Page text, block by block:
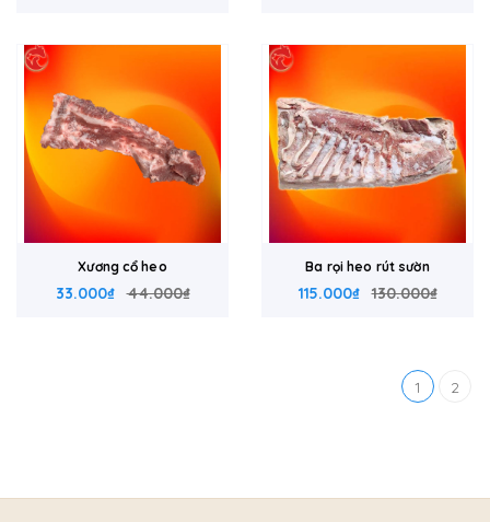
Xương cổ heo
33.000₫ 44.000₫
Ba rọi heo rút sườn
115.000₫ 130.000₫
1 2